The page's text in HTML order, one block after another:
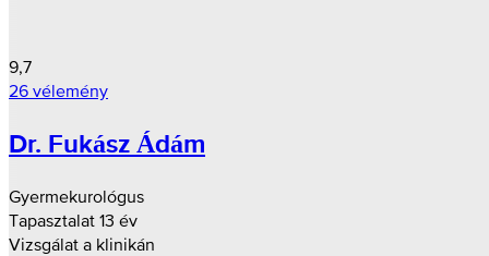
9,7
26 vélemény
Dr. Fukász Ádám
Gyermekurológus
Tapasztalat 13 év
Vizsgálat a klinikán